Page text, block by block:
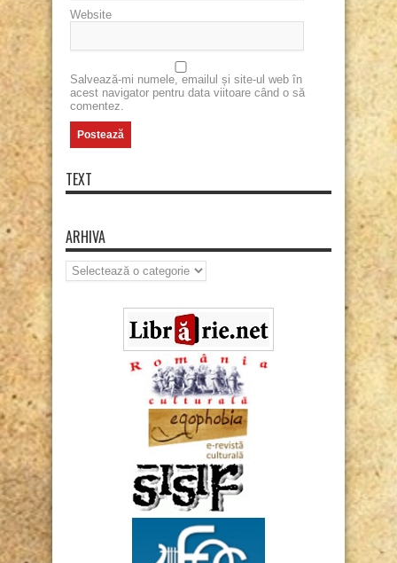
Website
Salvează-mi numele, emailul și site-ul web în
acest navigator pentru data viitoare când o să
comentez.
TEXT
ARHIVA
Arhiva